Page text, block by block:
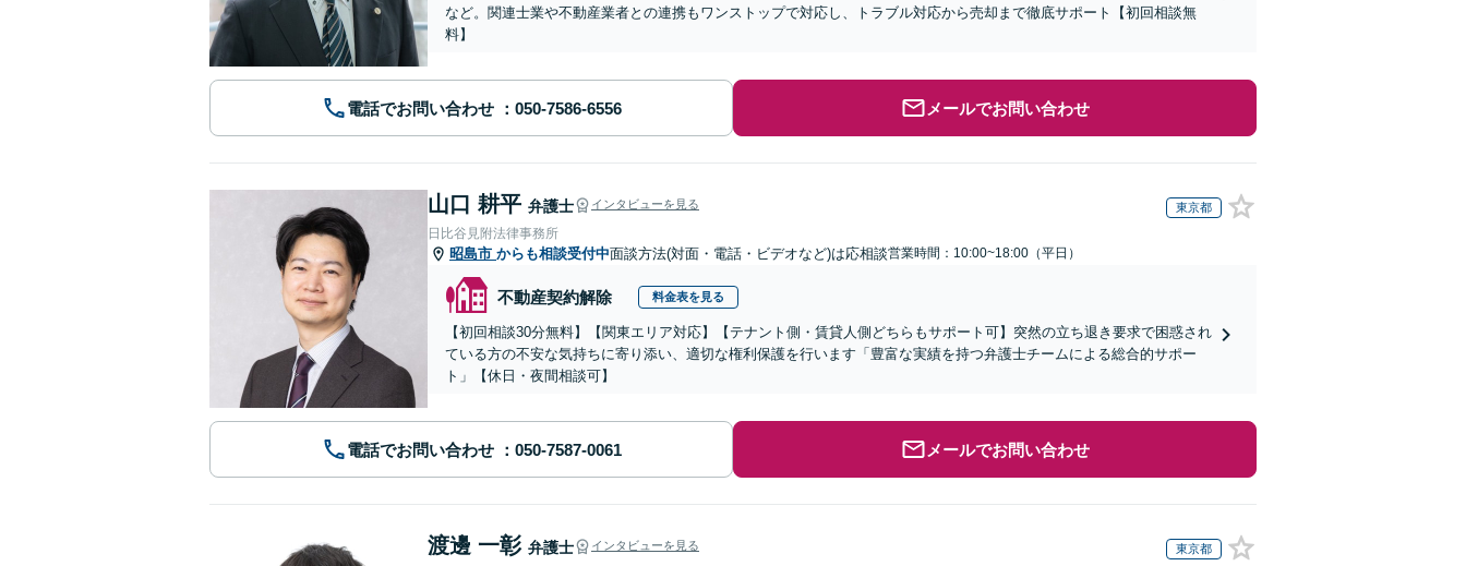
など。関連士業や不動産業者との連携もワンストップで対応し、トラブル対応から売却まで徹底サポート【初回相談無
料】
電話でお問い合わせ メールでお問い合わせ
山口 耕平 弁護士 インタビューを見る 東京都
日比谷見附法律事務所
昭島市 からも相談受付中面談方法(対面・電話・ビデオなど)は応相談営業時間：10:00~18:00（平日）
不動産契約解除 料金表を見る
【初回相談30分無料】【関東エリア対応】【テナント側・賃貸人側どちらもサポート可】突然の立ち退き要求で困惑され
ている方の不安な気持ちに寄り添い、適切な権利保護を行います「豊富な実績を持つ弁護士チームによる総合的サポー
ト」【休日・夜間相談可】
電話でお問い合わせ メールでお問い合わせ
渡邊 一彰 弁護士 インタビューを見る 東京都